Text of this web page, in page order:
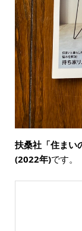
扶桑社「住まい
(2022年)です。